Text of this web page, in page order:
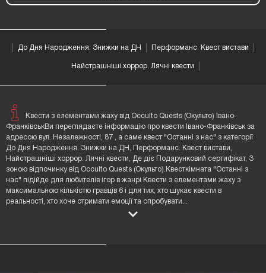
До Дня Народження. Знижки на ДН Перформанс. Квест вистави
Найстрашніші хоррор. Лячні квести
Квести з елементами жаху від Occulto Quests (Окульто) Івано-
ФранківськВи переглядаєте інформацію про квести Івано-Франківськ за
адресою вул. Незалежності, 87 , а саме квест "Останні з нас" з категорії
До Дня Народження. Знижки на ДН, Перформанс. Квест вистави,
Найстрашніші хоррор. Лячні квести, Де діє Подарунковий сертифікат, З
зоною відпочинку від Occulto Quests (Окульто).Квесткімната "Останні з
нас" підійде для любителів ігор в жанрі Квести з елементами жаху з
максимальною кількістю гравців 6 і для тих, хто шукає квести в
реальності, хто хоче отримати емоції та спробувати